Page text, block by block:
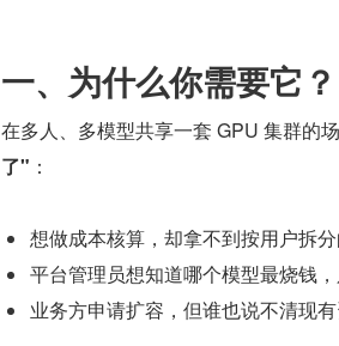
一、为什么你需要它？
在多人、多模型共享一套 GPU 集群的
了" ：
想做成本核算，却拿不到按用户拆分
平台管理员想知道哪个模型最烧钱，
业务方申请扩容，但谁也说不清现有